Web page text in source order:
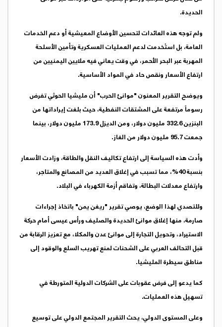
الحديدة.
ولم توجه هذه العائدات لتحسين الأوضاع المعيشية أو دعم الخدمات
العامة، بل استُخدمت لدعم العمليات العسكرية وتأمين الأسلحة
المهربة عبر البحر الأحمر، في وقت يعاني فيه ملايين اليمنيين من
ارتفاع الأسعار ونقص حاد في المواد الأساسية.
ويوضح التقرير المعنون "موانئ الحرب" أن مليشيا الحوثي تفرض
رسوماً مرتفعة على المشتقات النفطية، حيث بلغت إيراداتها من
البنزين 332.6 مليون دولار، ومن الديزل 173.9 مليون دولار، بينما
جمعت 95.7 مليون دولار من الغاز.
وأدت هذه السياسة إلى ارتفاع تكاليف النقل والطاقة، وزادت الأسعار
بنسبة 40%، مما تسبب في إغلاق العديد من المصانع والمتاجر،
وارتفاع معدلات البطالة، وتفاقم أزمة الكهرباء في البلاد.
وللتصدي لهذا الوضع، يوصي تقرير "ريغن يمن" باتخاذ إجراءات
صارمة، منها إغلاق موانئ الحديدة والصليف ورأس عيسى أمام حركة
الاستيراد، وتحويل التجارة إلى موانئ عدن والمكلا، مع تعزيز الرقابة من
قبل التحالف العربي على الشحنات لمنع تهريب السلع والوقود إلى
مناطق سيطرة المليشيا.
كما يدعو إلى فرض عقوبات على الشركات الدولية المتورطة في
تسهيل هذه العمليات.
وعلى المستوى الدولي، يحث التقرير المجتمع الدولي على توسيع